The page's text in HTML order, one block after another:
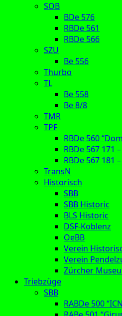
SOB
BDe 576
RBDe 561
RBDe 566
SZU
Be 556
Thurbo
TL
Be 558
Be 8/8
TMR
TPF
RBDe 560
RBDe 567 171
RBDe 567 181
TransN
Historisch
SBB
SBB Historic
BLS Historic
DSF-Koblenz
OeBB
Verein
Verein
Zürcher
Triebzüge
SBB
RABDe 500